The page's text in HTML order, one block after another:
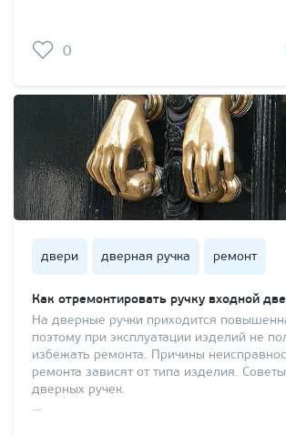
0
двери дверная ручка ремонт
Как отремонтировать ручку входной
На дверные ручки приходится
поэтому при эксплуатации изделий не
избежать ремонта. Причины
ремонта зависят от типа изделия.
дверных ручек.
…